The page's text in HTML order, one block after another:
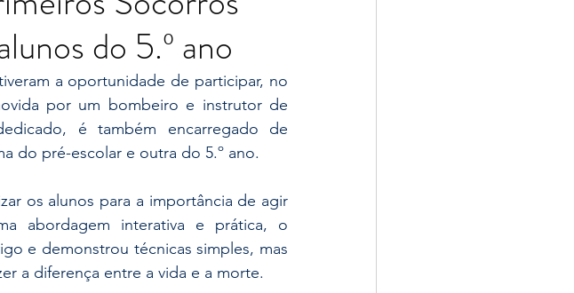
do 5.º ano
por um bombeiro e instrutor de
é também encarregado de
do pré-escolar e outra do 5.º ano.
abordagem interativa e prática, o
e demonstrou técnicas simples, mas
a diferença entre a vida e a morte.